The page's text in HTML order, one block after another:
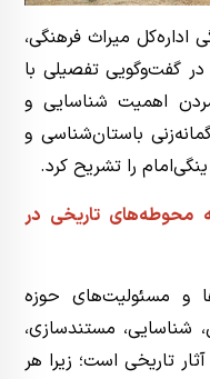
میراث فرهنگی،
گفت‌وگویی تفصیلی با
اهمیت شناسایی و
باستان‌شناسی و
را تشریح کرد.
محوطه‌های تاریخی در
و مسئولیت‌های حوزه
شناسایی، مستندسازی،
تاریخی است؛ زیرا هر